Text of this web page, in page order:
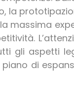
la
massima
gli aspetti
piano di